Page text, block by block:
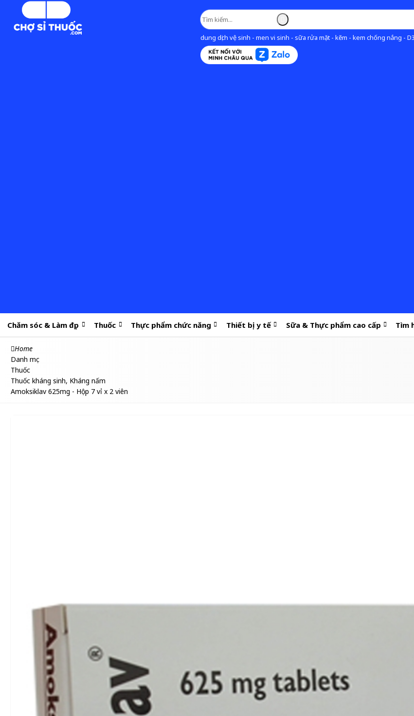
dung dịch vệ sinh - men vi sinh - sữa rửa mặt - kẽm - kem chống nắng -
Chăm sóc & Làm đẹp Thuốc Thực phẩm chức năng Thiết bị y tế Sữa & Thực phẩm cao cấp Tìm
Home
Danh mục
Thuốc
Thuốc kháng sinh, Kháng nấm
Amoksiklav 625mg - Hộp 7 vỉ x 2 viên